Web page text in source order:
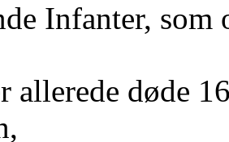
Infanter, som
allerede døde